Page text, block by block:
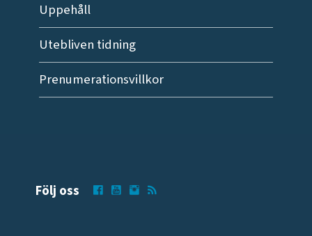
Uppehåll
Utebliven tidning
Prenumerationsvillkor
Följ oss